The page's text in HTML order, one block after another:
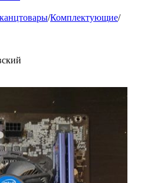
/Комплектующие/